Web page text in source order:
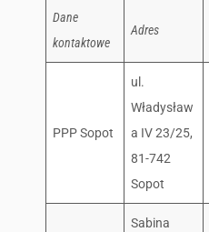
Dane
kontaktowe
Adres
PPP Sopot
ul.
Władysław
a IV 23/25,
81-742
Sopot
Sabina